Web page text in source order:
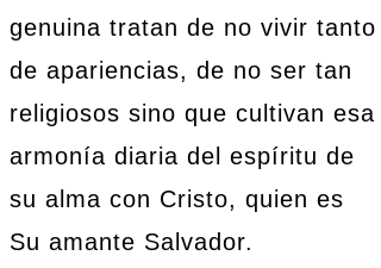
genuina tratan de no vivir tanto
de apariencias, de no ser tan
religiosos sino que cultivan esa
armonía diaria del espíritu de
su alma con Cristo, quien es
Su amante Salvador.